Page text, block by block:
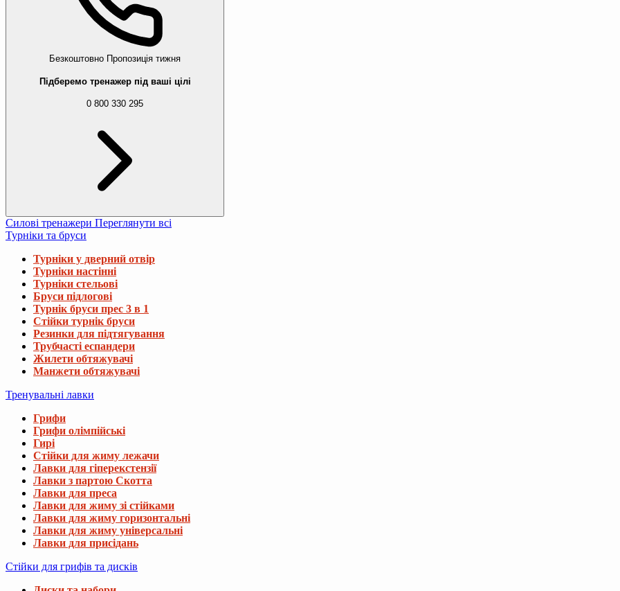
Безкоштовно Пропозиція тижня
Підберемо тренажер під ваші цілі
0 800 330 295
Силові тренажери Переглянути всі
Турніки та бруси
Турніки у дверний отвір
Турніки настінні
Турніки стельові
Бруси підлогові
Турнік бруси прес 3 в 1
Стійки турнік бруси
Резинки для підтягування
Трубчасті еспандери
Жилети обтяжувачі
Манжети обтяжувачі
Тренувальні лавки
Грифи
Грифи олімпійські
Гирі
Стійки для жиму лежачи
Лавки для гіперекстензії
Лавки з партою Скотта
Лавки для преса
Лавки для жиму зі стійками
Лавки для жиму горизонтальні
Лавки для жиму універсальні
Лавки для присідань
Стійки для грифів та дисків